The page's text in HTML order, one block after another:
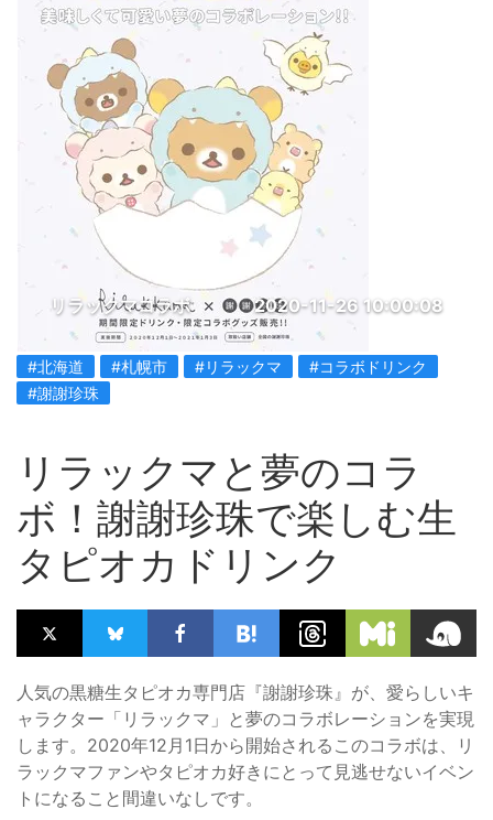
リラックマコラボ 2020-11-26 10:00:08
#北海道 #札幌市 #リラックマ
#コラボドリンク
#謝謝珍珠
リラックマと夢のコラ
ボ！謝謝珍珠で楽しむ生
タピオカドリンク
人気の黒糖生タピオカ専門店『謝謝珍珠』が、愛らしいキ
ャラクター「リラックマ」と夢のコラボレーションを実現
します。2020年12月1日から開始されるこのコラボは、リ
ラックマファンやタピオカ好きにとって見逃せないイベン
トになること間違いなしです。